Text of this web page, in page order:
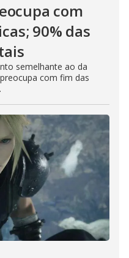
com
90% das
semelhante ao da
com fim das